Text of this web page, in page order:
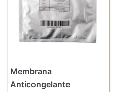
Membrana
Anticongelante